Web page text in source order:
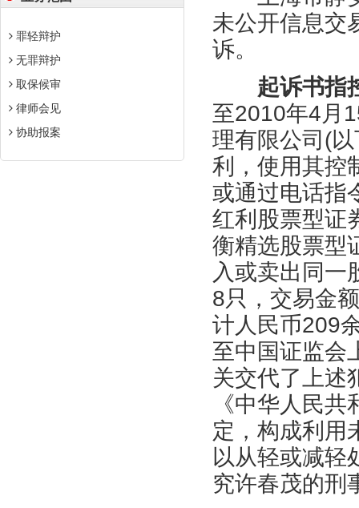
罪轻辩护
无罪辩护
取保候审
律师会见
协助报案
未公开信息交
诉。
起诉书指
至2010年4月
理有限公司(
利，使用其控
或通过电话指
红利股票型证
衡精选股票型
入或卖出同一
8只，交易金
计人民币209
至中国证监会
关交代了上述
《中华人民
定，构成利用
以从轻或减轻
究许春茂的刑